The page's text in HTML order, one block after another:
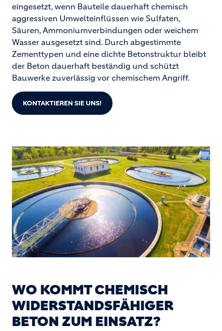
eingesetzt, wenn Bauteile dauerhaft chemisch
aggressiven Umwelteinflüssen wie Sulfaten,
Säuren, Ammoniumverbindungen oder weichem
Wasser ausgesetzt sind. Durch abgestimmte
Zementtypen und eine dichte Betonstruktur bleibt
der Beton dauerhaft beständig und schützt
Bauwerke zuverlässig vor chemischem Angriff.
KONTAKTIEREN SIE UNS!
WO KOMMT CHEMISCH
WIDERSTANDSFÄHIGER
BETON ZUM EINSATZ?